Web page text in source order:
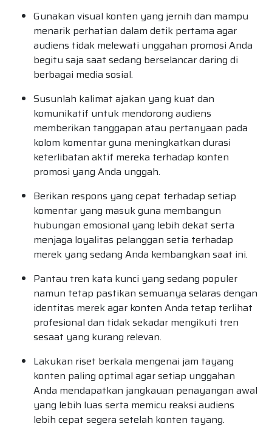
Gunakan visual konten yang jernih dan mampu
menarik perhatian dalam detik pertama agar
audiens tidak melewati unggahan promosi Anda
begitu saja saat sedang berselancar daring di
berbagai media sosial.
Susunlah kalimat ajakan yang kuat dan
komunikatif untuk mendorong audiens
memberikan tanggapan atau pertanyaan pada
kolom komentar guna meningkatkan durasi
keterlibatan aktif mereka terhadap konten
promosi yang Anda unggah.
Berikan respons yang cepat terhadap setiap
komentar yang masuk guna membangun
hubungan emosional yang lebih dekat serta
menjaga loyalitas pelanggan setia terhadap
merek yang sedang Anda kembangkan saat ini.
Pantau tren kata kunci yang sedang populer
namun tetap pastikan semuanya selaras dengan
identitas merek agar konten Anda tetap terlihat
profesional dan tidak sekadar mengikuti tren
sesaat yang kurang relevan.
Lakukan riset berkala mengenai jam tayang
konten paling optimal agar setiap unggahan
Anda mendapatkan jangkauan penayangan awal
yang lebih luas serta memicu reaksi audiens
lebih cepat segera setelah konten tayang.